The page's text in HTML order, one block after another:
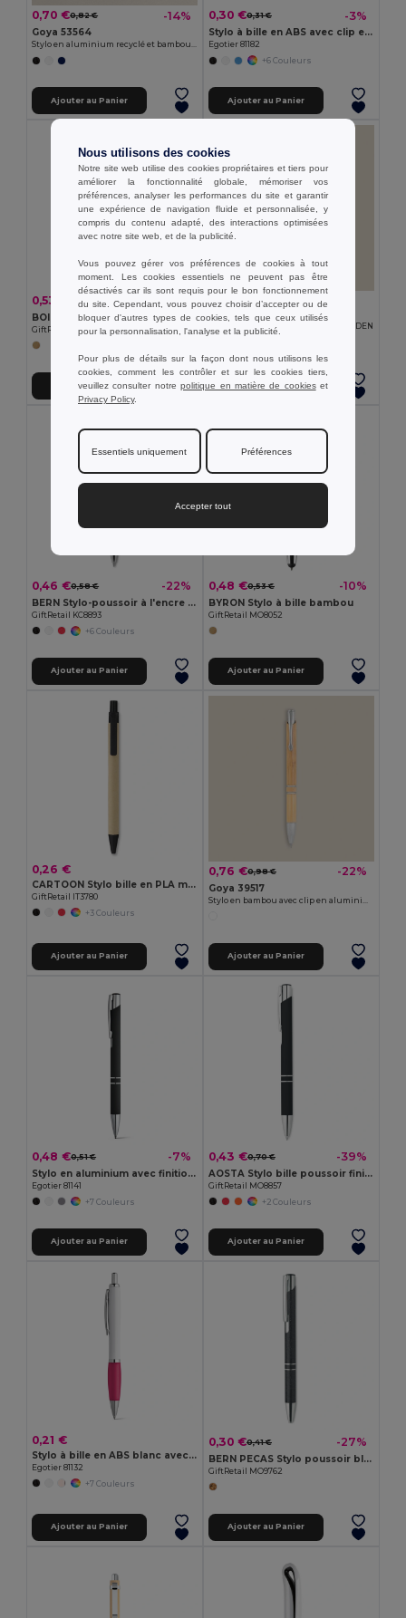
0,70 €0,82 € -14%
Goya 53564
Stylo en aluminium recyclé et bambou ANDIKA
Ajouter au Panier
0,30 €0,31 € -3%
Stylo à bille en ABS avec clip en métal
Egotier 81182
+6 Couleurs
Ajouter au Panier
0,53 € 0,58 € -9%
BOISEL Stylo à bille en bois
GiftRetail KC6725
Ajouter au Panier
0,50 €
Goya 50014
Stylo en liège, PP et fibre de blé SWEDEN
Ajouter au Panier
0,46 €0,58 € -22%
BERN Stylo-poussoir à l'encre noire
GiftRetail KC8893
+6 Couleurs
Ajouter au Panier
0,48 €0,53 € -10%
BYRON Stylo à bille bambou
GiftRetail MO8052
Ajouter au Panier
0,26 €
CARTOON Stylo bille en PLA maïs/papier
GiftRetail IT3780
+3 Couleurs
Ajouter au Panier
0,76 €0,98 € -22%
Goya 39517
Ajouter au Panier
0,48 €0,51 € -7%
Stylo en aluminium avec finition en caoutchouc
Egotier 81141
+7 Couleurs
Ajouter au Panier
0,43 €0,70 € -39%
AOSTA Stylo bille poussoir finition
GiftRetail MO8857
+2 Couleurs
Ajouter au Panier
0,21 €
Stylo à bille en ABS blanc avec clip en métal
Egotier 81132
+7 Couleurs
Ajouter au Panier
0,30 €0,41 € -27%
BERN PECAS Stylo poussoir blé paille ABS
GiftRetail MO9762
Ajouter au Panier
Nous utilisons des cookies
Notre site web utilise des cookies propriétaires et tiers pour
améliorer la fonctionnalité globale, mémoriser vos
préférences, analyser les performances du site et garantir
une expérience de navigation fluide et personnalisée, y
compris du contenu adapté, des interactions optimisées
avec notre site web, et de la publicité.
Vous pouvez gérer vos préférences de cookies à tout
moment. Les cookies essentiels ne peuvent pas être
désactivés car ils sont requis pour le bon fonctionnement
du site. Cependant, vous pouvez choisir d’accepter ou de
bloquer d'autres types de cookies, tels que ceux utilisés
pour la personnalisation, l'analyse et la publicité.
Pour plus de détails sur la façon dont nous utilisons les
cookies, comment les contrôler et sur les cookies tiers,
veuillez consulter notrepolitique en matière de cookieset
Privacy Policy.
Essentiels uniquement Préférences
Accepter tout